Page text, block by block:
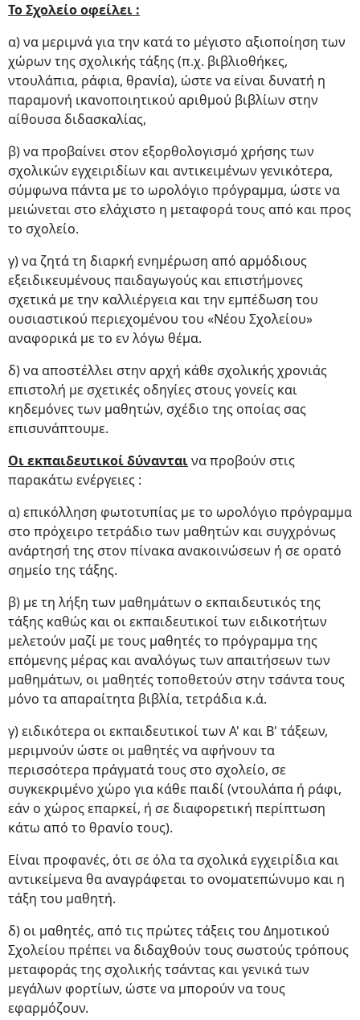
Το Σχολείο οφείλει :
α) να μεριμνά για την κατά το μέγιστο αξιοποίηση των
χώρων της σχολικής τάξης (π.χ. βιβλιοθήκες,
ντουλάπια, ράφια, θρανία), ώστε να είναι δυνατή η
παραμονή ικανοποιητικού αριθμού βιβλίων στην
αίθουσα διδασκαλίας,
β) να προβαίνει στον εξορθολογισμό χρήσης των
σχολικών εγχειριδίων και αντικειμένων γενικότερα,
σύμφωνα πάντα με το ωρολόγιο πρόγραμμα, ώστε να
μειώνεται στο ελάχιστο η μεταφορά τους από και προς
το σχολείο.
γ) να ζητά τη διαρκή ενημέρωση από αρμόδιους
εξειδικευμένους παιδαγωγούς και επιστήμονες
σχετικά με την καλλιέργεια και την εμπέδωση του
ουσιαστικού περιεχομένου του «Νέου Σχολείου»
αναφορικά με το εν λόγω θέμα.
δ) να αποστέλλει στην αρχή κάθε σχολικής χρονιάς
επιστολή με σχετικές οδηγίες στους γονείς και
κηδεμόνες των μαθητών, σχέδιο της οποίας σας
επισυνάπτουμε.
Οι εκπαιδευτικοί δύνανταινα προβούν στις
παρακάτω ενέργειες :
α) επικόλληση φωτοτυπίας με το ωρολόγιο πρόγραμμα
στο πρόχειρο τετράδιο των μαθητών και συγχρόνως
ανάρτησή της στον πίνακα ανακοινώσεων ή σε ορατό
σημείο της τάξης.
β) με τη λήξη των μαθημάτων ο εκπαιδευτικός της
τάξης καθώς και οι εκπαιδευτικοί των ειδικοτήτων
μελετούν μαζί με τους μαθητές το πρόγραμμα της
επόμενης μέρας και αναλόγως των απαιτήσεων των
μαθημάτων, οι μαθητές τοποθετούν στην τσάντα τους
μόνο τα απαραίτητα βιβλία, τετράδια κ.ά.
γ) ειδικότερα οι εκπαιδευτικοί των Α' και Β' τάξεων,
μεριμνούν ώστε οι μαθητές να αφήνουν τα
περισσότερα πράγματά τους στο σχολείο, σε
συγκεκριμένο χώρο για κάθε παιδί (ντουλάπα ή ράφι,
εάν ο χώρος επαρκεί, ή σε διαφορετική περίπτωση
κάτω από το θρανίο τους).
Είναι προφανές, ότι σε όλα τα σχολικά εγχειρίδια και
αντικείμενα θα αναγράφεται το ονοματεπώνυμο και η
τάξη του μαθητή.
δ) οι μαθητές, από τις πρώτες τάξεις του Δημοτικού
Σχολείου πρέπει να διδαχθούν τους σωστούς τρόπους
μεταφοράς της σχολικής τσάντας και γενικά των
μεγάλων φορτίων, ώστε να μπορούν να τους
εφαρμόζουν.